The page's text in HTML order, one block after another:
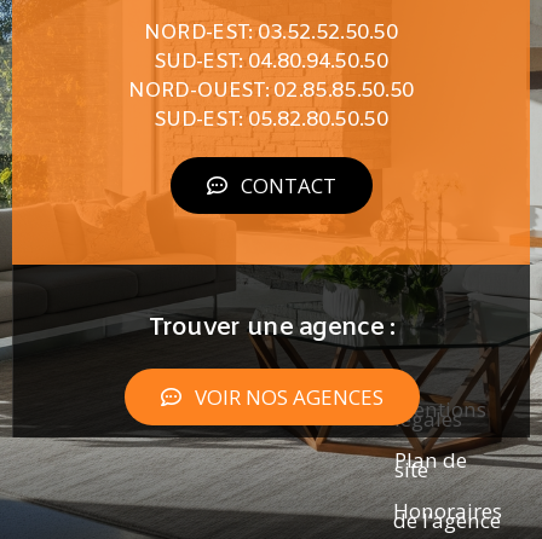
NORD-EST: 03.52.52.50.50
SUD-EST: 04.80.94.50.50
NORD-OUEST: 02.85.85.50.50
SUD-EST: 05.82.80.50.50
CONTACT
Trouver une agence :
VOIR NOS AGENCES Mentions
légales
Plan de
site
Honoraires
de l’agence